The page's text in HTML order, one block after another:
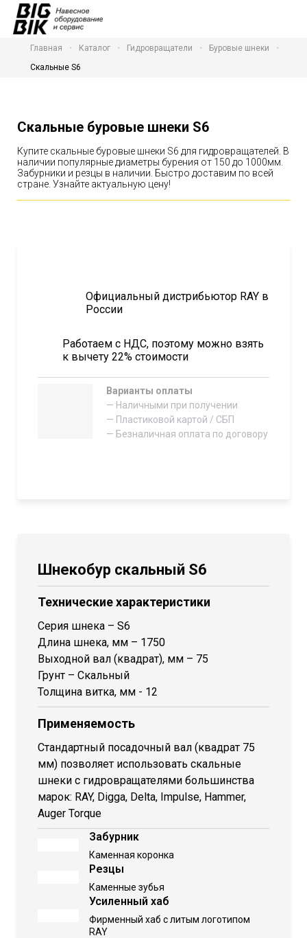
Главная Каталог Гидровращатели
Буровые шнеки
Скальные S6
Скальные буровые шнеки S6
Купите скальные буровые шнеки S6 для гидровращателей. В
наличии популярные диаметры бурения от 150 до 1000мм.
Забурники и резцы в наличии. Быстро доставим по всей
стране. Узнайте актуальную цену!
Официальный дистрибьютор RAY в
России
Работаем с НДС, поэтому можно взять
к вычету 22% стоимости
Варианты оплаты
— Наличными при получении
— Пластиковой картой / СБП
— Безналичная оплата по договору
Шнекобур скальный S6
Технические характеристики
Серия шнека – S6
Длина шнека, мм – 1750
Выходной вал (квадрат), мм – 75
Грунт – Скальный
Толщина витка, мм - 12
Применяемость
Стандартный посадочный вал (квадрат 75
мм) позволяет использовать скальные
шнеки с гидровращателями большинства
марок: RAY, Digga, Delta, Impulse, Hammer,
Auger Torque
Забурник
Каменная коронка
Резцы
Каменные зубья
Усиленный хаб
Фирменный хаб с литым логотипом
RAY